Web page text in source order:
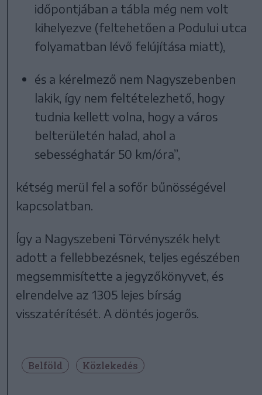
időpontjában a tábla még nem volt
kihelyezve (feltehetően a Podului utca
folyamatban lévő felújítása miatt),
és a kérelmező nem Nagyszebenben
lakik, így nem feltételezhető, hogy
tudnia kellett volna, hogy a város
belterületén halad, ahol a
sebességhatár 50 km/óra”,
kétség merül fel a sofőr bűnösségével
kapcsolatban.
Így a Nagyszebeni Törvényszék helyt
adott a fellebbezésnek, teljes egészében
megsemmisítette a jegyzőkönyvet, és
elrendelve az 1305 lejes bírság
visszatérítését. A döntés jogerős.
Belföld Közlekedés